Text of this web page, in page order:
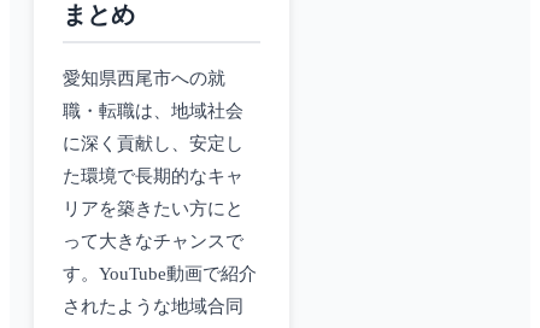
まとめ
愛知県西尾市への就
職・転職は、地域社会
に深く貢献し、安定し
た環境で長期的なキャ
リアを築きたい方にと
って大きなチャンスで
す。YouTube動画で紹介
されたような地域合同